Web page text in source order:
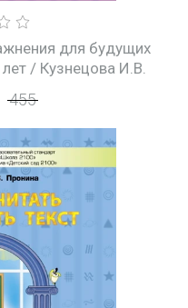
для будущих
/ Кузнецова И.В.
455